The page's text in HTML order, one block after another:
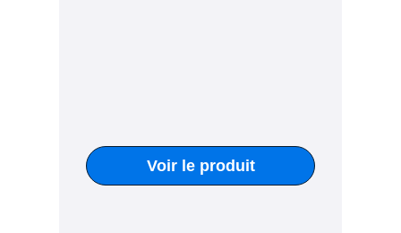
Voir le produit